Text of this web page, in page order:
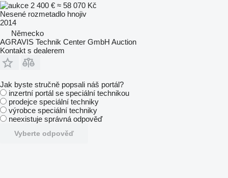
2 400 € ≈ 58 070 Kč
Nesené rozmetadlo hnojiv
2014
Německo
AGRAVIS Technik Center GmbH Auction
Kontakt s dealerem
Jak byste stručně popsali náš portál?
inzertní portál se speciální technikou
prodejce speciální techniky
výrobce speciální techniky
neexistuje správná odpověď
Vyberte odpověď